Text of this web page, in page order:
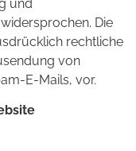
und
Die
rechtliche
von
E-Mails, vor.